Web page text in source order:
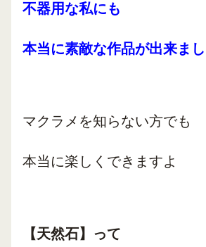
不器用な私にも
本当に素敵な作品が出来ま
マクラメを知らない方でも
本当に楽しくできますよ
【天然石】って